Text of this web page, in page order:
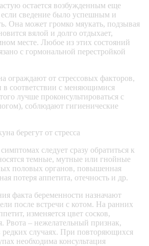
остается возбужденным еще
если сведение было успешным и
Она может громко мяукать, подзывая
вялой и долго отдыхает,
месте. Любое из этих состояний
с гормональной перестройкой
ограждают от стрессовых факторов,
в соответствии с меняющимися
лучше проконсультироваться с
соблюдают гигиенические
следует сразу обратиться к
темные, мутные или гнойные
половых органов, повышенная
потеря аппетита, отечность и др.
факта беременности назначают
после встречи с котом. На ранних
изменяется цвет сосков,
Рвота – нежелательный признак,
редких случаях. При повторяющихся
необходима консультация